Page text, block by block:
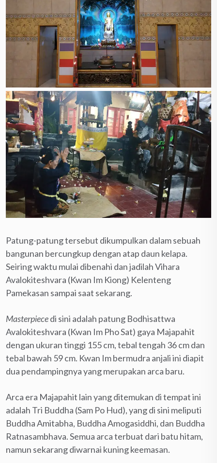
Patung-patung tersebut dikumpulkan dalam sebuah
bangunan bercungkup dengan atap daun kelapa.
Seiring waktu mulai dibenahi dan jadilah Vihara
Avalokiteshvara (Kwan Im Kiong) Kelenteng
Pamekasan sampai saat sekarang.
Masterpiecedi sini adalah patung Bodhisattwa
Avalokiteshvara (Kwan Im Pho Sat) gaya Majapahit
dengan ukuran tinggi 155 cm, tebal tengah 36 cm dan
tebal bawah 59 cm. Kwan Im bermudra anjali ini diapit
dua pendampingnya yang merupakan arca baru.
Arca era Majapahit lain yang ditemukan di tempat ini
adalah Tri Buddha (Sam Po Hud), yang di sini meliputi
Buddha Amitabha, Buddha Amogasiddhi, dan Buddha
Ratnasambhava. Semua arca terbuat dari batu hitam,
namun sekarang diwarnai kuning keemasan.